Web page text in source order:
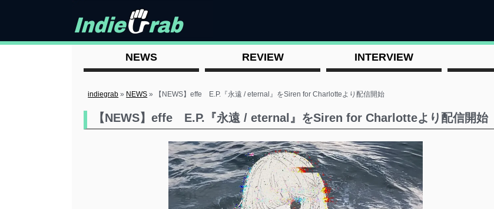
NEWS REVIEW INTERVIEW
indiegrab » NEWS » 【NEWS】effe E.P.『永遠 / eternal』をSiren for Charlotteより配信開始
【NEWS】effe E.P.『永遠 / eternal』をSiren for Charlotteより配信開始